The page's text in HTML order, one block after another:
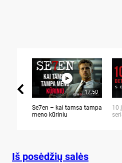
17:50
Se7en – kai tamsa tampa
meno kūriniu
10
Iš posėdžių salės